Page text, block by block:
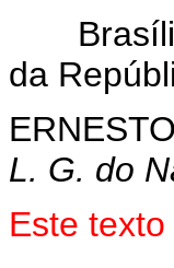
da
L. G. do
Este